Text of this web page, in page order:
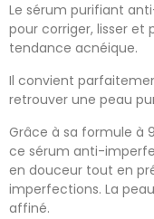
Le sérum purifiant
pour corriger, lisser et
tendance acnéique.
Il convient
retrouver une peau
Grâce à sa formule à
ce sérum anti-
en douceur tout en
imperfections. La
affiné.